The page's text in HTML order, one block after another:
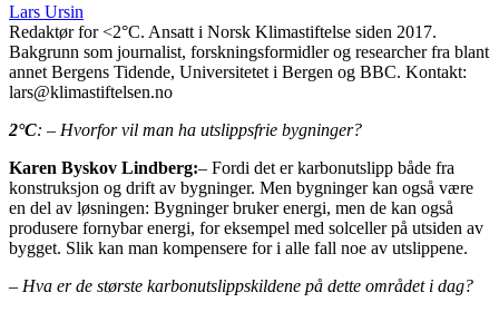
Lars Ursin
Redaktør for <2°C. Ansatt i Norsk Klimastiftelse siden 2017.
Bakgrunn som journalist, forskningsformidler og researcher fra blant
annet Bergens Tidende, Universitetet i Bergen og BBC. Kontakt:
lars@klimastiftelsen.no
2°C: – Hvorfor vil man ha utslippsfrie bygninger?
Karen Byskov Lindberg:– Fordi det er karbonutslipp både fra
konstruksjon og drift av bygninger. Men bygninger kan også være
en del av løsningen: Bygninger bruker energi, men de kan også
produsere fornybar energi, for eksempel med solceller på utsiden av
bygget. Slik kan man kompensere for i alle fall noe av utslippene.
– Hva er de største karbonutslippskildene på dette området i dag?